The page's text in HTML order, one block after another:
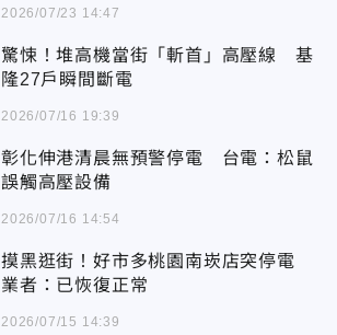
2026/07/23 14:47
驚悚！堆高機當街「斬首」高壓線 基
隆27戶瞬間斷電
2026/07/16 19:39
彰化伸港清晨無預警停電 台電：松鼠
誤觸高壓設備
2026/07/16 14:54
摸黑逛街！好市多桃園南崁店突停電
業者：已恢復正常
2026/07/15 14:39